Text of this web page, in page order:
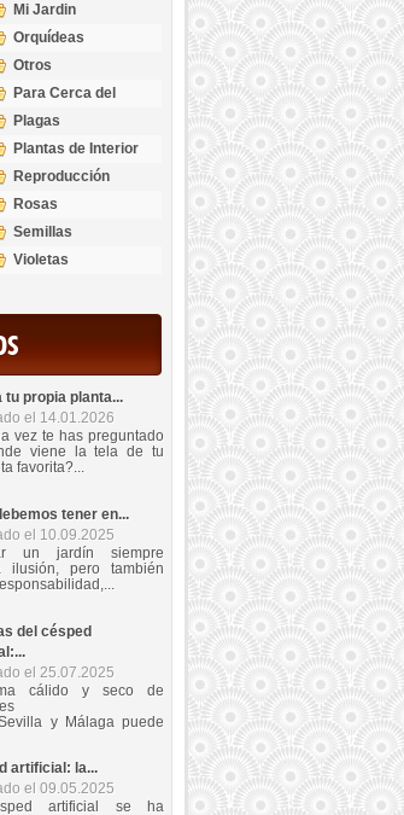
Mi Jardin
Orquídeas
Otros
Para Cerca del
Estanque
Plagas
Plantas de Interior
Reproducción
Rosas
Semillas
Violetas
tu propia planta...
el 14.01.2026
vez te has preguntado
viene la tela de tu
favorita?...
tener en...
el 10.09.2025
un jardín siempre
ilusión, pero también
del césped
el 25.07.2025
cálido y seco de
y Málaga puede
artificial: la...
el 09.05.2025
artificial se ha